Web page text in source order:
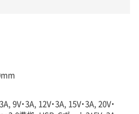
9V・3A, 12V・3A, 15V・3A, 20V・